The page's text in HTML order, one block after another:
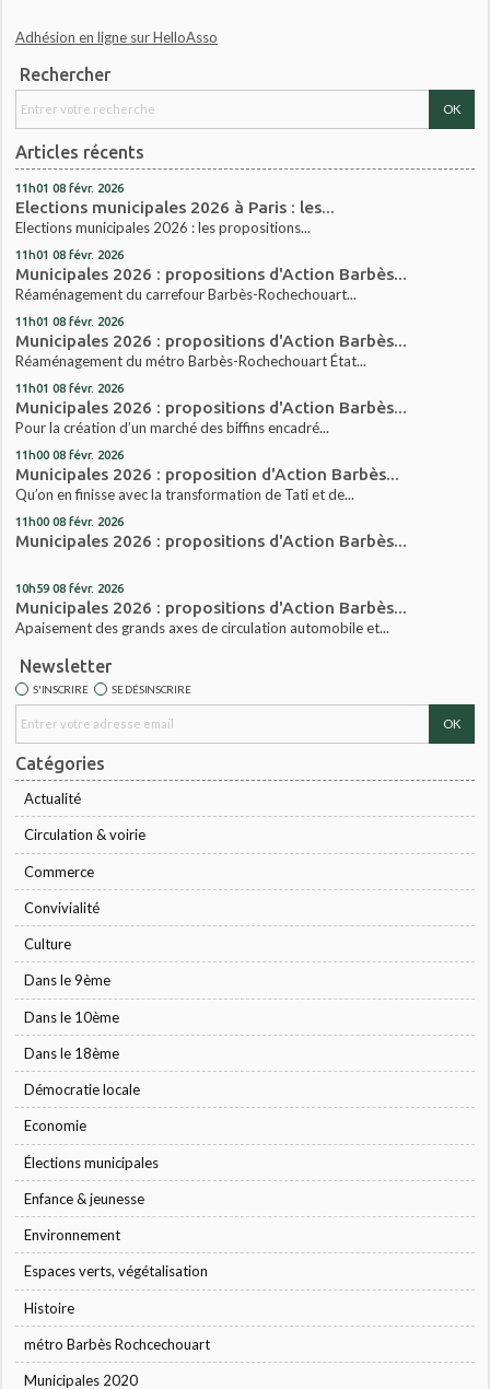
Adhésion en ligne sur HelloAsso
Rechercher
Articles récents
11h01 08 févr. 2026
Elections municipales 2026 à Paris : les...
Elections municipales 2026 : les propositions...
11h01 08 févr. 2026
Municipales 2026 : propositions d'Action Barbès...
Réaménagement du carrefour Barbès-Rochechouart...
11h01 08 févr. 2026
Municipales 2026 : propositions d'Action Barbès...
Réaménagement du métro Barbès-Rochechouart État...
11h01 08 févr. 2026
Municipales 2026 : propositions d'Action Barbès...
Pour la création d’un marché des biffins encadré...
11h00 08 févr. 2026
Municipales 2026 : proposition d'Action Barbès...
Qu’on en finisse avec la transformation de Tati et de...
11h00 08 févr. 2026
Municipales 2026 : propositions d'Action Barbès...
10h59 08 févr. 2026
Municipales 2026 : propositions d'Action Barbès...
Apaisement des grands axes de circulation automobile et...
Newsletter
S'INSCRIRE SE DÉSINSCRIRE
Catégories
Actualité
Circulation & voirie
Commerce
Convivialité
Culture
Dans le 9ème
Dans le 10ème
Dans le 18ème
Démocratie locale
Economie
Élections municipales
Enfance & jeunesse
Environnement
Espaces verts, végétalisation
Histoire
métro Barbès Rochcechouart
Municipales 2020